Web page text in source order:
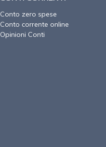
Conto zero spese
Conto corrente online
Opinioni Conti